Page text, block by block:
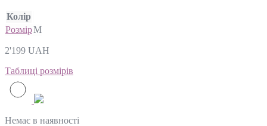
Колір
РозмірM
2'199 UAH
Таблиці розмірів
Немає в наявності